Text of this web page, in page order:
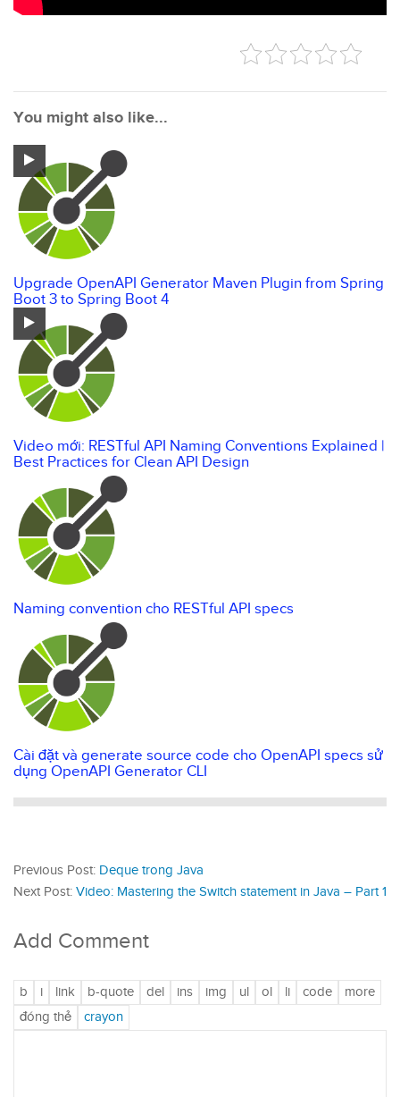
You might also like...
Upgrade OpenAPI Generator Maven Plugin from Spring
Boot 3 to Spring Boot 4
Video mới: RESTful API Naming Conventions Explained |
Best Practices for Clean API Design
Naming convention cho RESTful API specs
Cài đặt và generate source code cho OpenAPI specs sử
dụng OpenAPI Generator CLI
Previous Post: Deque trong Java
Next Post: Video: Mastering the Switch statement in Java – Part 1
Add Comment